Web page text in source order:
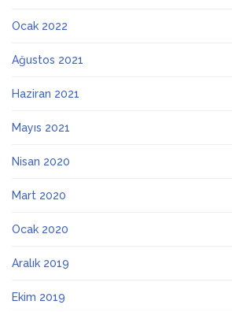
Ocak 2022
Ağustos 2021
Haziran 2021
Mayıs 2021
Nisan 2020
Mart 2020
Ocak 2020
Aralık 2019
Ekim 2019